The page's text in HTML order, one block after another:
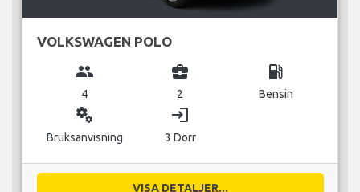
VOLKSWAGEN POLO
group
4
business_center
2
local_gas_station
Bensin
miscellaneous_services
Bruksanvisning
login
3 Dörr
VISA DETALJER...